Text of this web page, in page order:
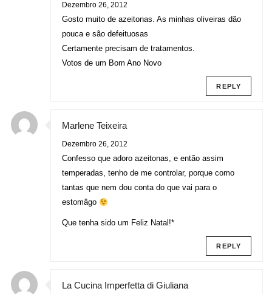
Dezembro 26, 2012
Gosto muito de azeitonas. As minhas oliveiras dão
pouca e são defeituosas
Certamente precisam de tratamentos.
Votos de um Bom Ano Novo
REPLY
Marlene Teixeira
Dezembro 26, 2012
Confesso que adoro azeitonas, e então assim
temperadas, tenho de me controlar, porque como
tantas que nem dou conta do que vai para o
estomâgo
Que tenha sido um Feliz Natal!*
REPLY
La Cucina Imperfetta di Giuliana